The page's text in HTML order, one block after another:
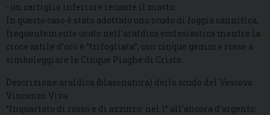
- un cartiglio inferiore recante il motto.
In questo caso è stato adottato uno scudo di foggia sannitica,
frequentemente usato nell’araldica ecclesiastica mentre la
croce astile d’oro è “trifogliata”, con cinque gemme rosse a
simboleggiare le Cinque Piaghe di Cristo.
Descrizione araldica (blasonatura) dello scudo del Vescovo
Vincenzo Viva
“Inquartato di rosso e di azzurro: nel 1° all’ancora d’argento;